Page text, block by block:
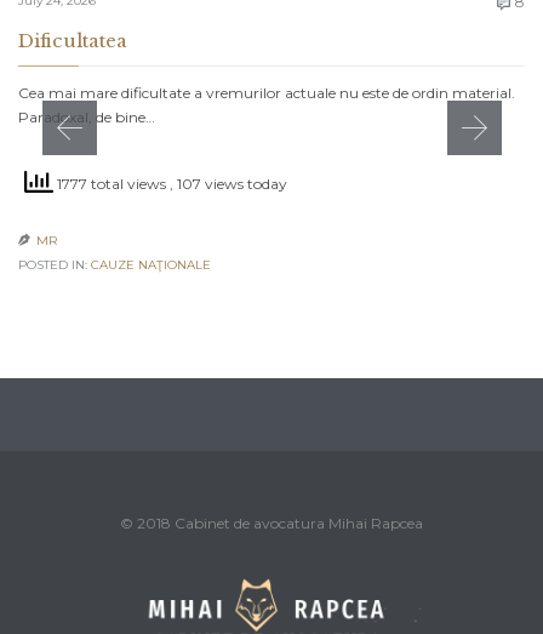

Dificultatea
Cea mai mare dificultate a vremurilor actuale nu este de ordin material.
Paradoxal, de bine…
1777 total views , 107 views today
 MR
POSTED IN: CAUZE NAŢIONALE
© 2018 Cabinet de avocatura Mihai Rapcea